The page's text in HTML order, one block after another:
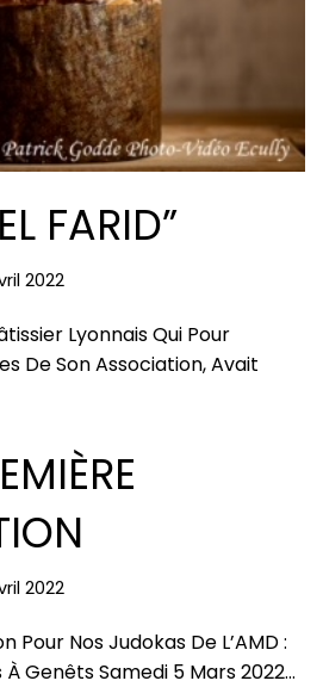
FARID”
2022
Lyonnais Qui Pour
De Son Association, Avait
2022
Nos Judokas De L’AMD :
À Genêts Samedi 5 Mars 2022…